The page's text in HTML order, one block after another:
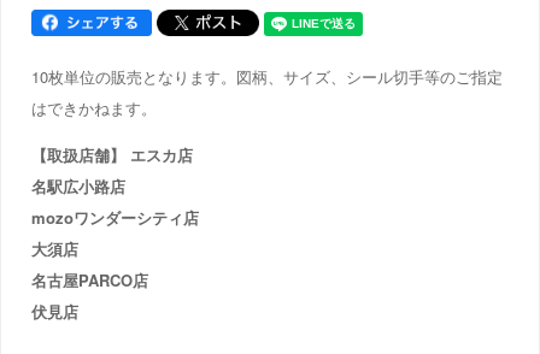
10枚単位の販売となります。図柄、サイズ、シール切手等のご指定
はできかねます。
【取扱店舗】 エスカ店
名駅広小路店
mozoワンダーシティ店
大須店
名古屋PARCO店
伏見店